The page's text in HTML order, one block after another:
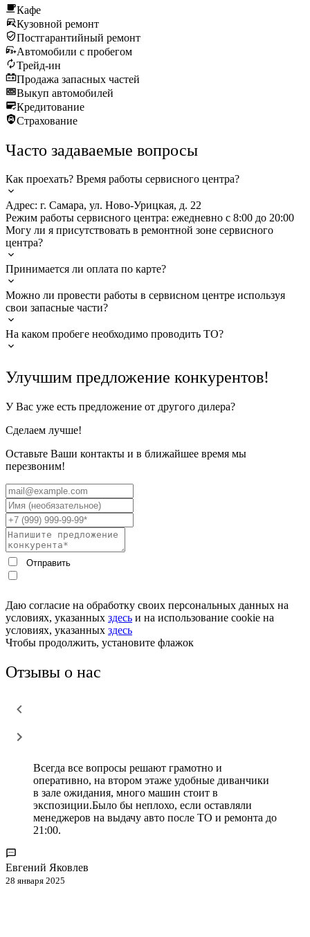
Кафе
Кузовной ремонт
Постгарантийный ремонт
Автомобили с пробегом
Трейд-ин
Продажа запасных частей
Выкуп автомобилей
Кредитование
Страхование
Часто задаваемые вопросы
Как проехать? Время работы сервисного центра?
Адрес: г. Самара, ул. Ново-Урицкая, д. 22
Режим работы сервисного центра: ежедневно с 8:00 до 20:00
Могу ли я присутствовать в ремонтной зоне сервисного
центра?
Принимается ли оплата по карте?
Можно ли провести работы в сервисном центре используя
свои запасные части?
На каком пробеге необходимо проводить ТО?
Улучшим предложение конкурентов!
У Вас уже есть предложение от другого дилера?
Сделаем лучше!
Оставьте Ваши контакты и в ближайшее время мы
перезвоним!
Даю согласие на обработку своих персональных данных на
условиях, указанных здесь и на использование cookie на
условиях, указанных здесь
Чтобы продолжить, установите флажок
Отзывы о нас
Всегда все вопросы решают грамотно и
оперативно, на втором этаже удобные диванчики
в зале ожидания, много машин стоит в
экспозиции.Было бы неплохо, если оставляли
менеджеров на выдачу авто после ТО и ремонта до
21:00.
Евгений Яковлев
28 января 2025